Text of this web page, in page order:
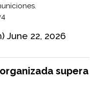
June 22, 2026
supera